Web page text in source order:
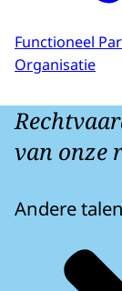
Functioneel
Organisatie
van onze
Andere talen